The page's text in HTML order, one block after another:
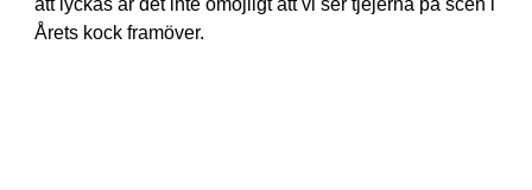
Årets kock framöver.